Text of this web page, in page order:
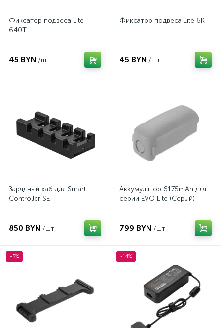
Фиксатор подвеса Lite
640T
45 BYN /шт
Фиксатор подвеса Lite 6K
45 BYN /шт
Зарядный хаб для Smart
Controller SE
850 BYN /шт
Аккумулятор 6175mAh для
серии EVO Lite (Серый)
799 BYN /шт
-5% -14%